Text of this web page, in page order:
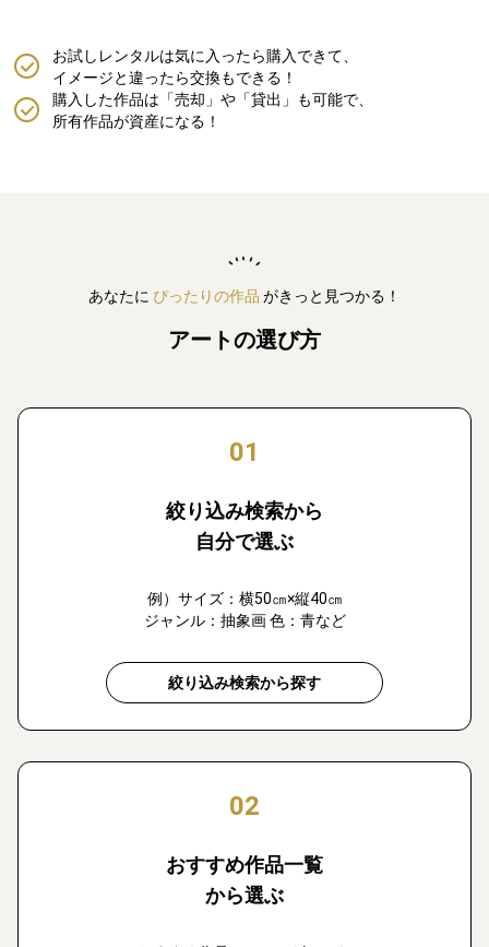
購入した作品は「売却」や「貸出」も可能で、
所有作品が資産になる！
お試しレンタルは気に入ったら購入できて、
イメージと違ったら交換もできる！
あなたに ぴったりの作品 がきっと見つかる！
アートの選び方
01
絞り込み検索から
自分で選ぶ
例）サイズ：横50㎝×縦40㎝
ジャンル：抽象画 色：青など
絞り込み検索から探す
02
おすすめ作品一覧
から選ぶ